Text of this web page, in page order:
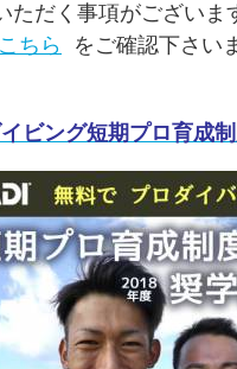
ただく事項がございま
こちら をご確認下さい
イビング短期プロ育成制